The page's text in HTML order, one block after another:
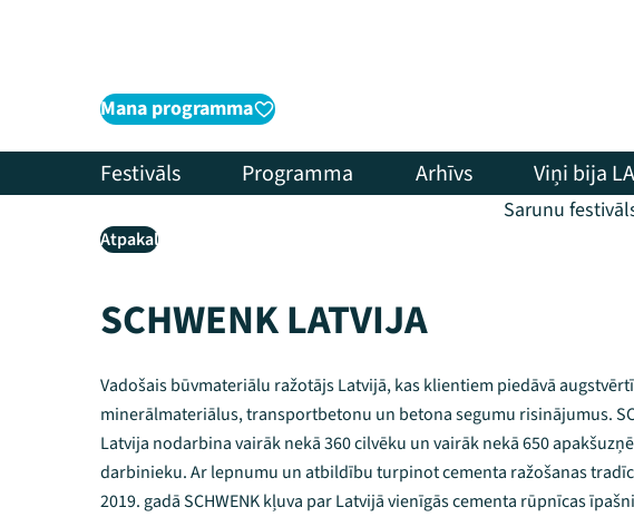
Mana programma
Festivāls Programma Arhīvs Viņi bija
Sarunu
Atpakaļ
SCHWENK LATVIJA
Vadošais būvmateriālu ražotājs Latvijā, kas klientiem piedāvā
minerālmateriālus, transportbetonu un betona segumu risinājumus.
Latvija nodarbina vairāk nekā 360 cilvēku un vairāk nekā 650
darbinieku. Ar lepnumu un atbildību turpinot cementa ražošanas
2019. gadā SCHWENK kļuva par Latvijā vienīgās cementa rūpnīcas